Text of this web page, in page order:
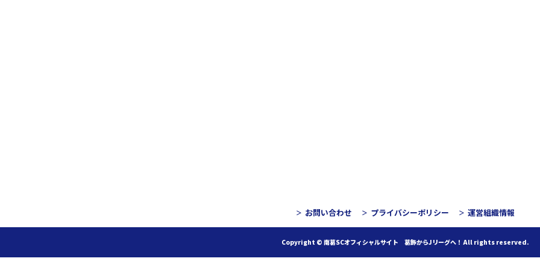
お問い合わせ プライバシーポリシー 運営組織情報
Copyright © 南葛SCオフィシャルサイト 葛飾からJリーグへ！All rights reserved.